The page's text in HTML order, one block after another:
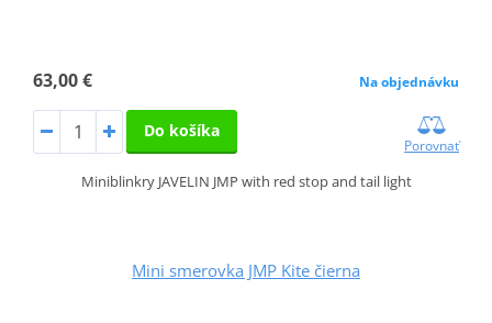
63,00 € Na objednávku
Do košíka
Porovnať
Miniblinkry JAVELIN JMP with red stop and tail light
Mini smerovka JMP Kite čierna